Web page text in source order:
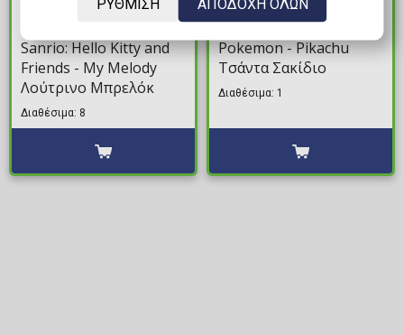
Sanrio: Hello Kitty and
Friends - My Melody
Λούτρινο Μπρελόκ
Διαθέσιμα: 8
44,99€
Pokemon - Pikachu
Τσάντα Σακίδιο
Διαθέσιμα: 1
ΡΥΘΜΙΣΗ ΑΠΟΔΟΧΗ ΟΛΩΝ